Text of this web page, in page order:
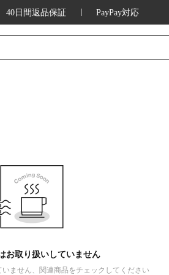
40日間返品保証 PayPay対応
お取り扱いしていません
ません、関連商品をチェックしてください